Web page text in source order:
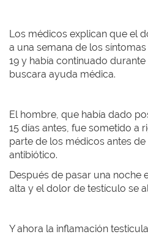
Los médicos explican que el
a una semana de los
19 y había continuado
buscara ayuda médica.
El hombre, que había dado
15 días antes, fue sometido a
parte de los médicos antes
antibiótico.
Después de pasar una noche
alta y el dolor de testículo se
Y ahora la inflamación